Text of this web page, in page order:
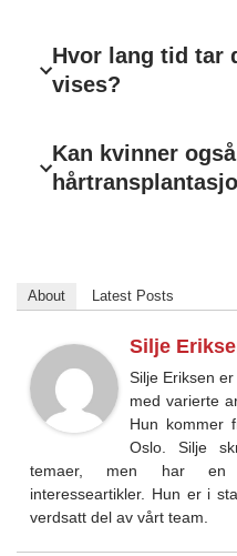
Hvor lang tid tar
vises?
Kan kvinner
About Latest Posts
Silje
Silje Eriksen
med varierte
Hun kommer
Oslo. Silje
temaer, men har en
interesseartikler. Hun er i
verdsatt del av vårt team.